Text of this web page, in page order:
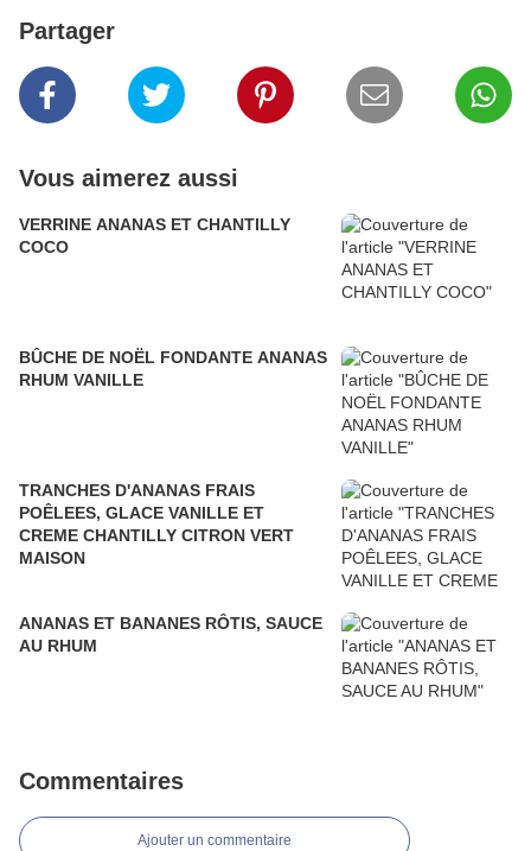
Partager
Vous aimerez aussi
VERRINE ANANAS ET CHANTILLY
COCO
BÛCHE DE NOËL FONDANTE ANANAS
RHUM VANILLE
TRANCHES D'ANANAS FRAIS
POÊLEES, GLACE VANILLE ET
CREME CHANTILLY CITRON VERT
MAISON
ANANAS ET BANANES RÔTIS, SAUCE
AU RHUM
Commentaires
Ajouter un commentaire